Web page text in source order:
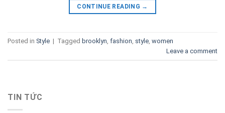
CONTINUE READING →
Posted in Style | Tagged brooklyn fashion style women
Leave a comment
TIN TỨC